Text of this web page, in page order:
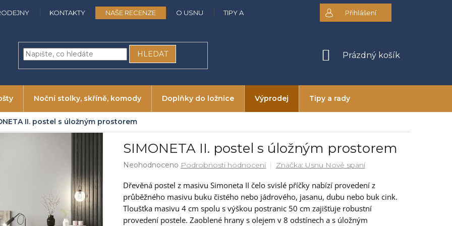
KONTAKTY NAŠE RECENZE O USNU TIPY A RADY DOPRAVA A PLATBA OBCHODNÍ PODMÍNKY
Přihlášení
HLEDAT
NÁKUPNÍ
Prázdný košík
Noční stolky, skříně, komody Doplňky do ložnice Výprodej Tipy a rady
II. postel s úložným prostorem
SIMONETA II. postel s úložným prostorem
Průměrné
produktu
0,0
z
5
Neohodnoceno Podrobnosti hodnocení Značka: Usnu Nové spaní
Dřevěná postel z masivu Simoneta II čelo svislé příčky nabízí provedení z
průběžného masivu buku čistého nebo jádrového, jasanu, dubu nebo buk cink.
Tloušťka masivu 4 cm spolu s výškou postranic 50 cm zajišťuje robustní
provedení postele. Zaoblené hrany s olejem v 8 odstínech a s úložným